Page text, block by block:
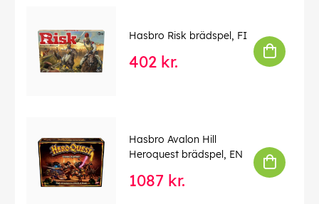
Hasbro Risk brädspel, FI
402 kr.
Hasbro Avalon Hill
Heroquest brädspel, EN
1087 kr.